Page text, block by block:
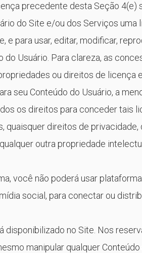
precedente desta Seção 4(e)
do Site e/ou dos Serviços uma
para usar, editar, modificar,
Usuário. Para clareza, as
ou direitos de licença
seu Conteúdo do Usuário, a
os direitos para conceder tais
quaisquer direitos de privacidade,
outra propriedade
você não poderá usar
social, para conectar ou
disponibilizado no Site. Nos
manipular qualquer Conteúdo